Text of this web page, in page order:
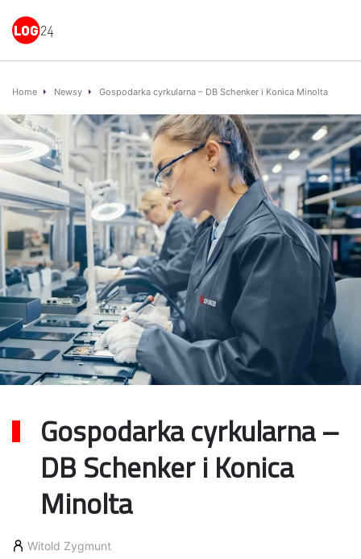
Home Newsy Gospodarka cyrkularna – DB Schenker i Konica Minolta
Gospodarka cyrkularna –
DB Schenker i Konica
Minolta
Witold Zygmunt